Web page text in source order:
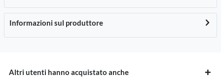
Informazioni sul produttore
Altri utenti hanno acquistato anche